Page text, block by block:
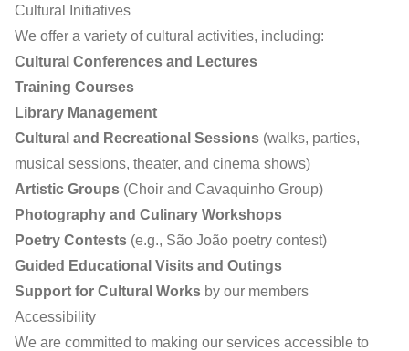
Cultural Initiatives
We offer a variety of cultural activities, including:
Cultural Conferences and Lectures
Training Courses
Library Management
Cultural and Recreational Sessions (walks, parties,
musical sessions, theater, and cinema shows)
Artistic Groups (Choir and Cavaquinho Group)
Photography and Culinary Workshops
Poetry Contests (e.g., São João poetry contest)
Guided Educational Visits and Outings
Support for Cultural Works by our members
Accessibility
We are committed to making our services accessible to